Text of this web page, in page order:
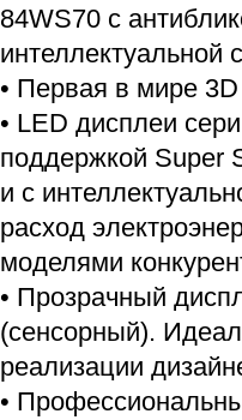
84WS70 с
интеллектуальной
• Первая в мире
• LED дисплеи
поддержкой Super
и с
расход
моделями
• Прозрачный
(сенсорный).
реализации
•